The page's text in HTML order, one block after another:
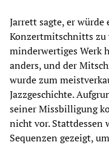
Jarrett sagte, er
Konzertmitschnitts
minderwertiges Werk
anders, und der
wurde zum
Jazzgeschichte.
seiner Missbilligung
nicht vor. Stattdessen
Sequenzen gezeigt,